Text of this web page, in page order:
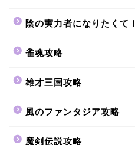
陰の実力者になりたくて！
雀魂攻略
雄才三国攻略
風のファンタジア攻略
魔剣伝説攻略